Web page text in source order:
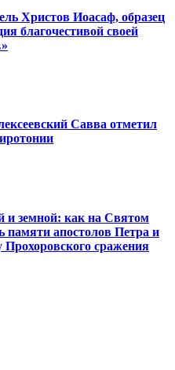
Христов Иоасаф, образец
благочестивой своей
Савва отметил
и земной: как на Святом
памяти апостолов Петра и
сражения